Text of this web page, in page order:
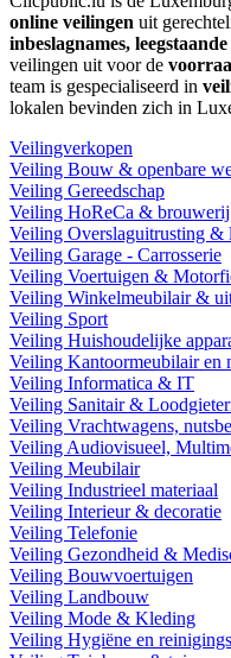
online veilingen uit
inbeslagnames,
veilingen uit voor de
team is gespecialiseerd in
lokalen bevinden zich in
Veilingverkopen
Veiling Bouw & openbare
Veiling Gereedschap
Veiling HoReCa & brouwerij
Veiling Overslaguitrusting &
Veiling Garage - Carrosserie
Veiling Voertuigen &
Veiling Winkelmeubilair &
Veiling Sport
Veiling Huishoudelijke
Veiling Kantoormeubilair en
Veiling Informatica & IT
Veiling Sanitair &
Veiling Vrachtwagens,
Veiling Audiovisueel,
Veiling Meubilair
Veiling Industrieel materiaal
Veiling Interieur & decoratie
Veiling Telefonie
Veiling Gezondheid &
Veiling Bouwvoertuigen
Veiling Landbouw
Veiling Mode & Kleding
Veiling Hygiëne en